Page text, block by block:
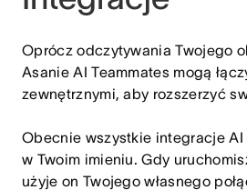
Oprócz odczytywania Twojego
Asanie AI Teammates mogą
zewnętrznymi, aby rozszerzyć
Obecnie wszystkie integracje AI
w Twoim imieniu. Gdy
użyje on Twojego własnego